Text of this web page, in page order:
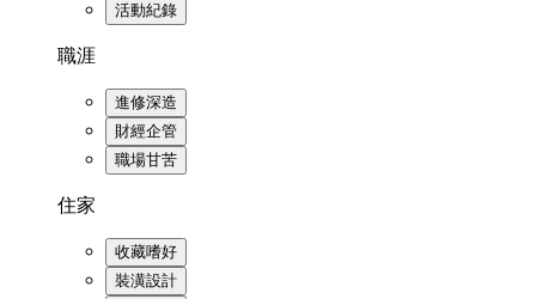
活動紀錄
職涯
進修深造
財經企管
職場甘苦
住家
收藏嗜好
裝潢設計